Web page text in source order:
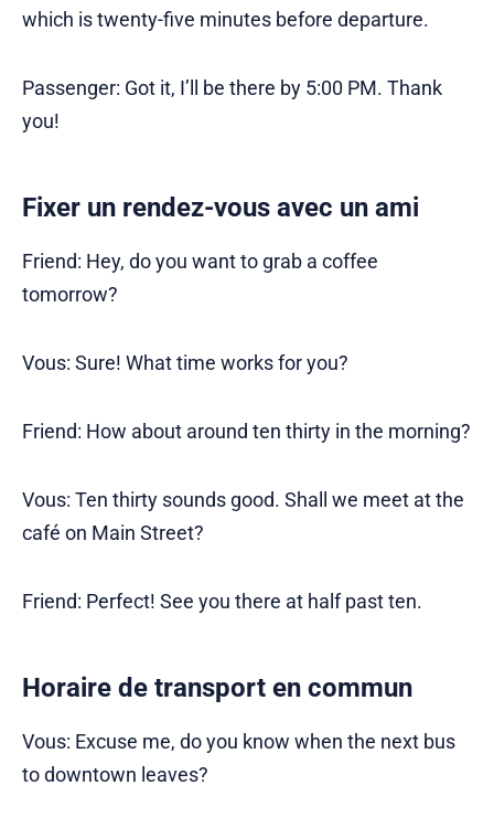
which is twenty-five minutes before departure.
Passenger: Got it, I’ll be there by 5:00 PM. Thank
you!
Fixer un rendez-vous avec un ami
Friend: Hey, do you want to grab a coffee
tomorrow?
Vous: Sure! What time works for you?
Friend: How about around ten thirty in the morning?
Vous: Ten thirty sounds good. Shall we meet at the
café on Main Street?
Friend: Perfect! See you there at half past ten.
Horaire de transport en commun
Vous: Excuse me, do you know when the next bus
to downtown leaves?